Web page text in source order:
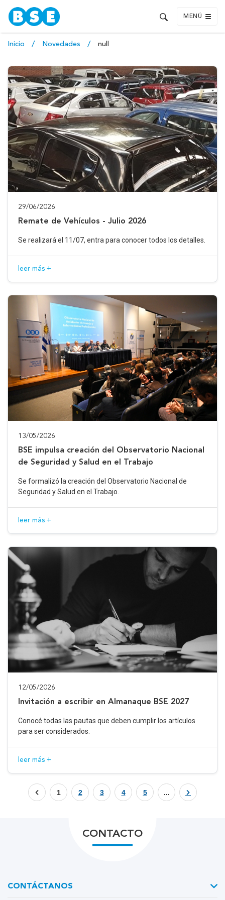
MENÚ
Inicio Novedades null
29/06/2026
Remate de Vehículos - Julio 2026
Se realizará el 11/07, entra para conocer todos los detalles.
leer más +
13/05/2026
BSE impulsa creación del Observatorio Nacional
de Seguridad y Salud en el Trabajo
Se formalizó la creación del Observatorio Nacional de
Seguridad y Salud en el Trabajo.
leer más +
12/05/2026
Invitación a escribir en Almanaque BSE 2027
Conocé todas las pautas que deben cumplir los artículos
para ser considerados.
leer más +
1 2 3 4 5 ...
CONTACTO
CONTÁCTANOS